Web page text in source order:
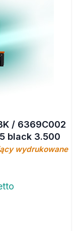
/ 6369C002
black 3.500
wydrukowane